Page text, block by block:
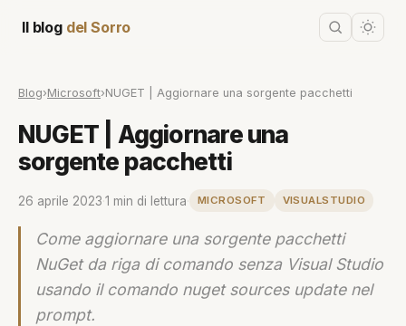
Il blog del Sorro
Blog›Microsoft›NUGET | Aggiornare una sorgente pacchetti
NUGET | Aggiornare una
sorgente pacchetti
26 aprile 2023 1 min di lettura MICROSOFT VISUALSTUDIO
Come aggiornare una sorgente pacchetti
NuGet da riga di comando senza Visual Studio
usando il comando nuget sources update nel
prompt.